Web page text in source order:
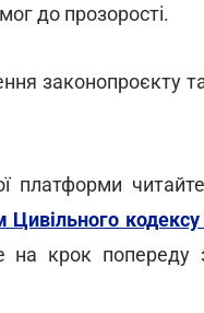
до прозорості.
законопроєкту
платформи
на крок попереду